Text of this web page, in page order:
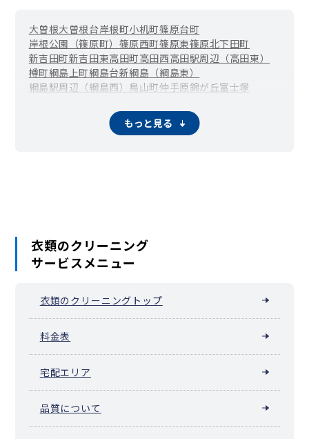
大曽根大曽根台岸根町小机町篠原台町
岸根公園（篠原町） 篠原西町篠原東篠原北下田町
新吉田町新吉田東高田町高田西高田駅周辺（高田東）
樽町綱島上町綱島台新綱島（綱島東）
綱島駅周辺（綱島西） 鳥山町仲手原錦が丘富士塚
もっと見る
衣類のクリーニング
サービスメニュー
衣類のクリーニングトップ
料金表
宅配エリア
品質について